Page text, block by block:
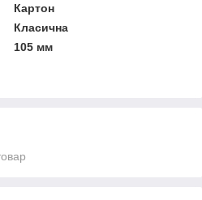
Картон
Класична
105 мм